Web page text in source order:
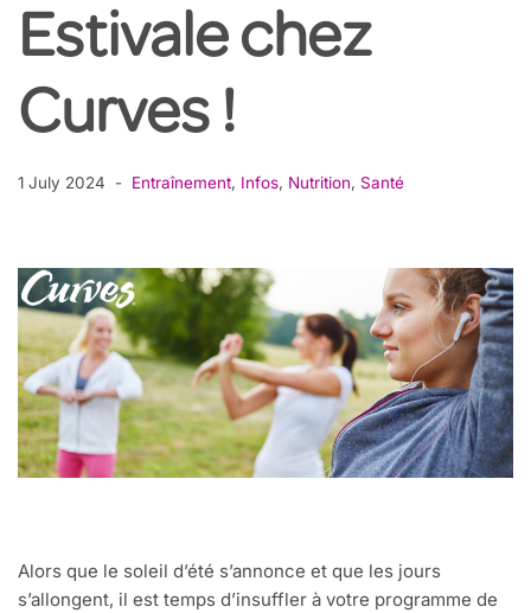
Estivale chez
Curves !
1 July 2024 Entraînement, Infos, Nutrition, Santé
Alors que le soleil d’été s’annonce et que les jours
s’allongent, il est temps d’insuffler à votre programme de